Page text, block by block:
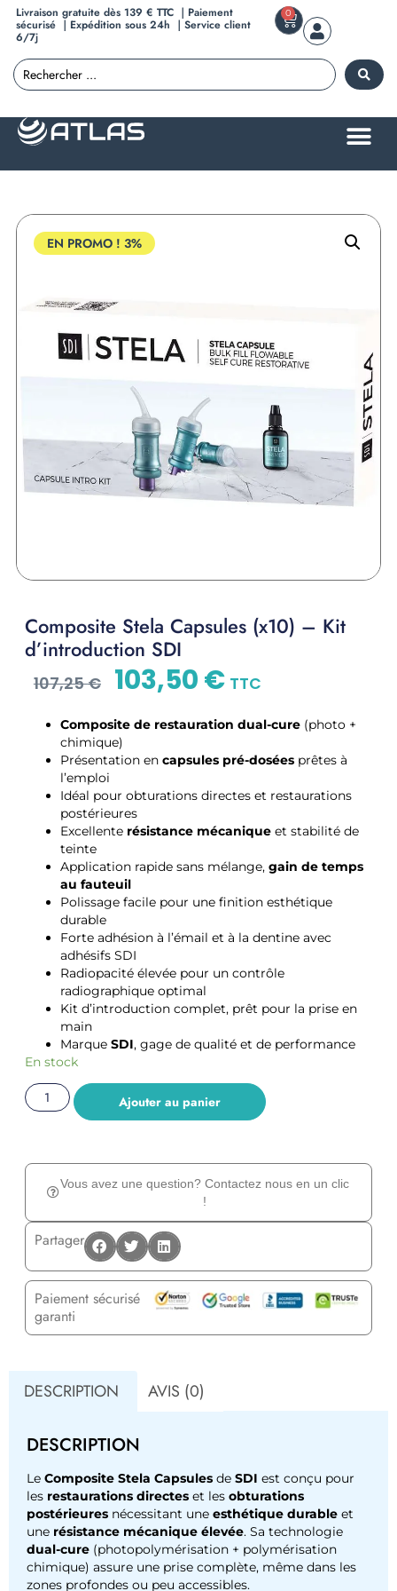
Livraison gratuite dès 139 € TTC ｜Paiement
sécurisé ｜Expédition sous 24h ｜Service client
6/7j
0
EN PROMO ! 3%
Composite Stela Capsules (x10) – Kit
d’introduction SDI
107,25€ 103,50€ TTC
Composite de restauration dual-cure(photo +
chimique)
Présentation en capsules pré-doséesprêtes à
l’emploi
Idéal pour obturations directes et restaurations
postérieures
Excellente résistance mécaniqueet stabilité de
teinte
Application rapide sans mélange, gain de temps
au fauteuil
Polissage facile pour une finition esthétique
durable
Forte adhésion à l’émail et à la dentine avec
adhésifs SDI
Radiopacité élevée pour un contrôle
radiographique optimal
Kit d’introduction complet, prêt pour la prise en
main
Marque SDI, gage de qualité et de performance
En stock
Ajouter au panier
Vous avez une question? Contactez nous en un clic
!
Partager
Paiement sécurisé
garanti
DESCRIPTION AVIS (0)
DESCRIPTION
Le Composite Stela Capsules de SDI est conçu pour
les restaurations directes et les obturations
postérieures nécessitant une esthétique durable et
une résistance mécanique élevée. Sa technologie
dual-cure (photopolymérisation + polymérisation
chimique) assure une prise complète, même dans les
zones profondes ou peu accessibles.